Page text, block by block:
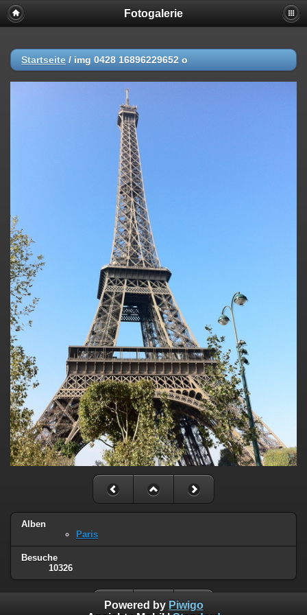
Fotogalerie
Startseite / img 0428 16896229652 o
Alben
Paris
Besuche
10326
Powered by Piwigo